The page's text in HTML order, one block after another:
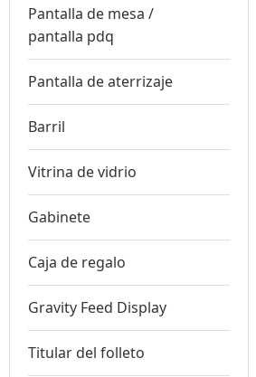
Pantalla de mesa /
pantalla pdq
Pantalla de aterrizaje
Barril
Vitrina de vidrio
Gabinete
Caja de regalo
Gravity Feed Display
Titular del folleto